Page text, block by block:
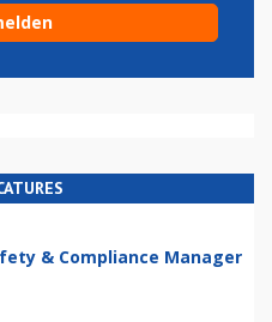
& Compliance Manager